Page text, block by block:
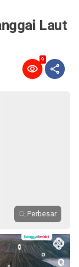
Laut
9
Perbesar